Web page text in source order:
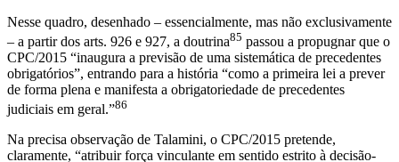
Nesse quadro, desenhado – essencialmente, mas não exclusivamente
– a partir dos arts. 926 e 927, a doutrina85 passou a propugnar que o
CPC/2015 “inaugura a previsão de uma sistemática de precedentes
obrigatórios”, entrando para a história “como a primeira lei a prever
de forma plena e manifesta a obrigatoriedade de precedentes
judiciais em geral.”86
Na precisa observação de Talamini, o CPC/2015 pretende,
claramente, “atribuir força vinculante em sentido estrito à decisão-